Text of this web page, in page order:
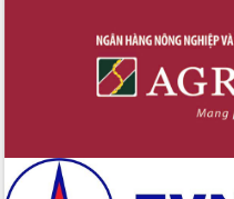
đấu có 77% xã đạt chuẩn nông thôn
Chuyển đổi số 'mở đường' cho nông
nghiệp Đắk Lắk tăng trưởng bứt phá
địa chính, hoàn thiện cơ sở dữ liệu đất
đai